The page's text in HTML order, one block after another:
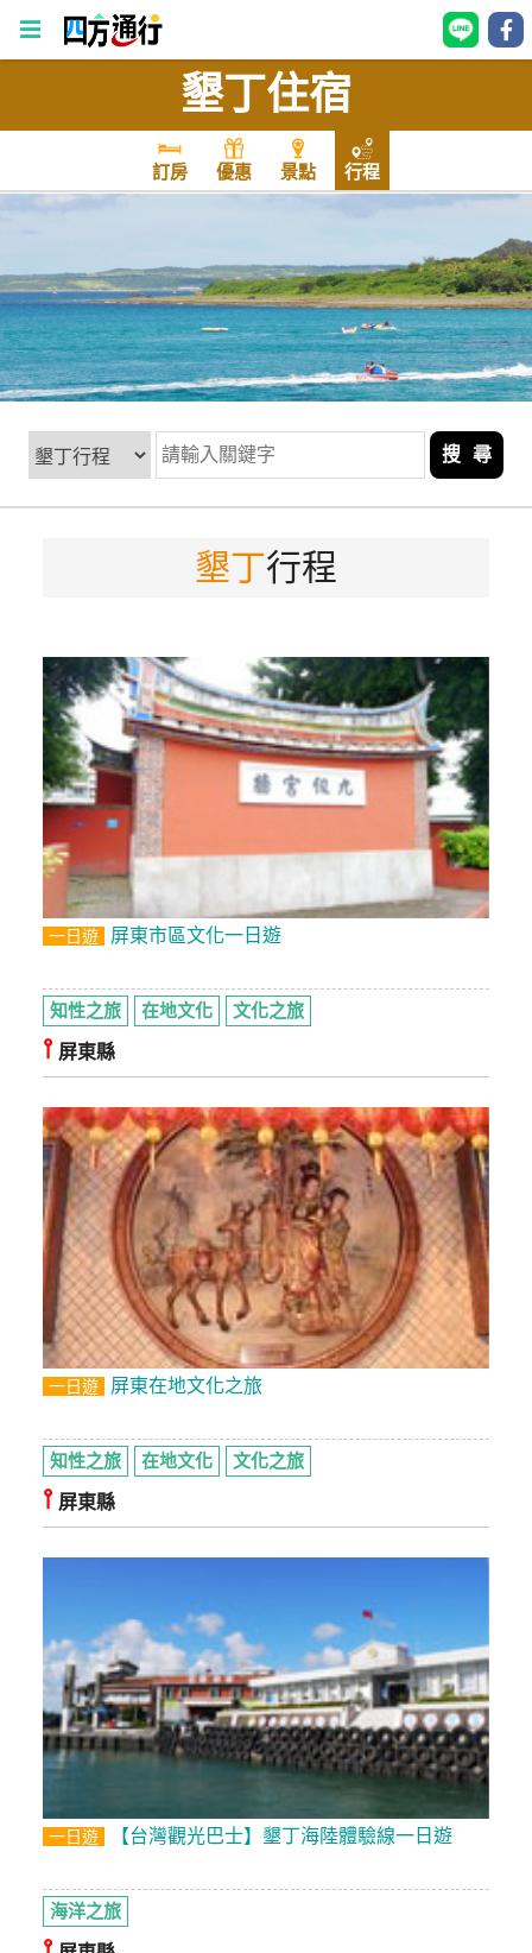
行
台
灣
訂
全
租
車
紅
帶
樂
地
圖
顧
客
務
顧
客
度
理
會
員
戶
客
服
墾丁住宿
訂房 優惠 景點 行程
搜 尋
墾丁行程
一日遊 屏東市區文化一日遊
知性之旅 在地文化 文化之旅
⫯ 屏東縣
一日遊 屏東在地文化之旅
知性之旅 在地文化 文化之旅
⫯ 屏東縣
一日遊 【台灣觀光巴士】墾丁海陸體驗線一日遊
海洋之旅